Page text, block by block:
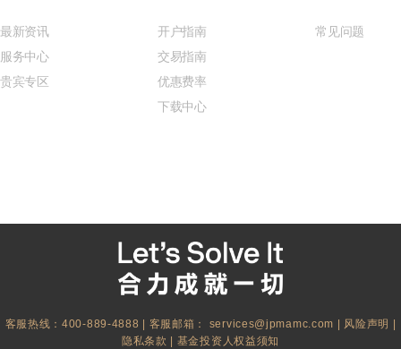
最新资讯
服务中心
贵宾专区
开户指南
交易指南
优惠费率
下载中心
常见问题
客服热线：400-889-4888 | 客服邮箱： services@jpmamc.com 风险声明
隐私条款
基金投资人权益须知